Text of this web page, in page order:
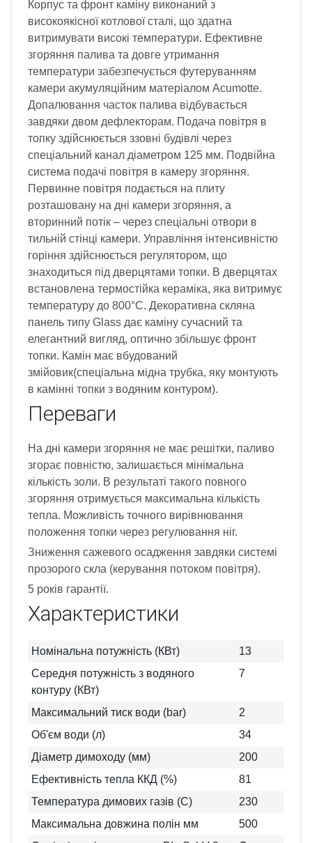
Корпус та фронт каміну виконаний з
високоякісної котлової сталі, що здатна
витримувати високі температури. Ефективне
згоряння палива та довге утримання
температури забезпечується футеруванням
камери акумуляційним матеріалом Acumotte.
Допалювання часток палива відбувається
завдяки двом дефлекторам. Подача повітря в
топку здійснюється ззовні будівлі через
спеціальний канал діаметром 125 мм. Подвійна
система подачі повітря в камеру згоряння.
Первинне повітря подається на плиту
розташовану на дні камери згоряння, а
вторинний потік – через спеціальні отвори в
тильній стінці камери. Управління інтенсивністю
горіння здійснюється регулятором, що
знаходиться під дверцятами топки. В дверцятах
встановлена термостійка кераміка, яка витримує
температуру до 800°C. Декоративна скляна
панель типу Glass дає каміну сучасний та
елегантний вигляд, оптично збільшує фронт
топки. Камін має вбудований
змійовик(спеціальна мідна трубка, яку монтують
в камінні топки з водяним контуром).
Переваги
На дні камери згоряння не має решітки, паливо
згорає повністю, залишається мінімальна
кількість золи. В результаті такого повного
згоряння отримується максимальна кількість
тепла. Можливість точного вирівнювання
положення топки через регулювання ніг.
Зниження сажевого осадження завдяки системі
прозорого скла (керування потоком повітря).
5 років гарантії.
Характеристики
Номінальна потужність (КВт)
13
Середня потужність з водяного
контуру (КВт)
7
Максимальний тиск води (bar)
2
Об'єм води (л)
34
Діаметр димоходу (мм)
200
Ефективність тепла ККД (%)
81
Температура димових газів (C)
230
Максимальна довжина полін мм
500